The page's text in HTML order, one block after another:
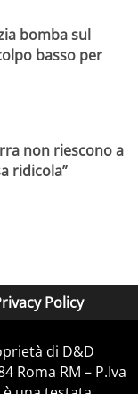
bomba sul
basso per
non riescono a
ridicola”
Policy
di D&D
Roma RM – P.Iva